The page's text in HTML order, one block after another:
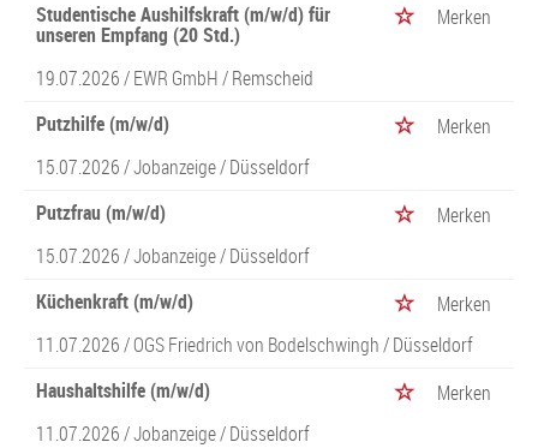
Studentische Aushilfskraft (m/w/d) für
unseren Empfang (20 Std.)
Merken
19.07.2026 /EWR GmbH/ Remscheid
Putzhilfe (m/w/d)
Merken
15.07.2026 /Jobanzeige/ Düsseldorf
Putzfrau (m/w/d)
Merken
15.07.2026 /Jobanzeige/ Düsseldorf
Küchenkraft (m/w/d)
Merken
11.07.2026 /OGS Friedrich von Bodelschwingh/ Düsseldorf
Haushaltshilfe (m/w/d)
Merken
11.07.2026 /Jobanzeige/ Düsseldorf